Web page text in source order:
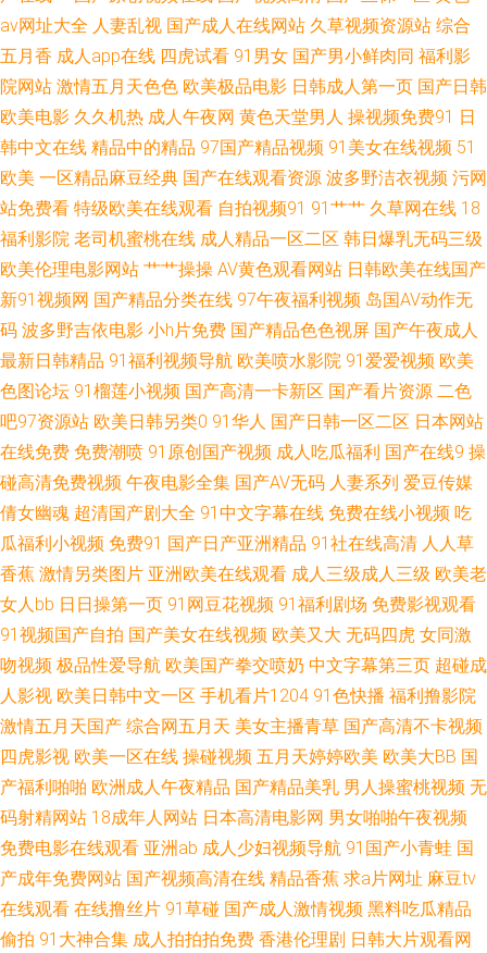
合影院 超碰在线612 丝袜玉足妈妈 国产精品草草草草 在线看日韩 国内自啪
91爱豆美女视频 国产又粗又硬又长免费 91微拍福利 日韩精日不卡 波多野结
依A∨电影 午夜寂寞精品影院 不卡的AV网在线观看 色久悠悠亚洲伊人网 99
国内视频 夜间伦理欧美 日韩国产欧美性爱免费 91人妻丝袜一二三 中文字幕
人妻无码三区 国产视频1234 伊人久大av 国产午夜福利一区在线 91免费看片
天堂 日韩三级在线 91在线看 少妇影院91 99热青草 探花免费观看 99视频在
线观看97 婷婷国产福利 超碰自拍97 婷婷在线一区 黄色看片 91瑟瑟婷 青娱
乐91密爱 TS黑料吃瓜一区二区 色花男人的天堂 精品国产中出成人 91狼人社
在线 新国产久久 九九操re 成人久艹 91精品大香蕉 日韩有码在线免费观看 东
京热伊人加勒比伊人 91白虎逼 欧美性爱1区 av在现 影音先锋一区AV 久久性
精品 成人91破解版 国产不卡操逼 伊人在线香蕉久9 91视频人人 男人的天堂
91 国产91视频白丝 91性情视频 韩国操B影院 一本一本久久a久久 一级欧美
欧美日韩免费观看网址 欧亚美韩国产综合 91看黄 婷婷五月天资源站 久草福
区 色色网的五月天 国产午夜1024在线 91在线视频免费公开 91视频免费的
无码熟妇人妻一区 黄色Jm网站 欧美高清在线视频 国产传媒第3页 中文无码
av网址大全 人妻乱视 国产成人在线网站 久草视频资源站 综合
五月香 成人app在线 四虎试看 91男女 国产男小鲜肉同 福利影
院网站 激情五月天色色 欧美极品电影 日韩成人第一页 国产日韩
欧美电影 久久机热 成人午夜网 黄色天堂男人 操视频免费91 日
韩中文在线 精品中的精品 97国产精品视频 91美女在线视频 51
欧美 一区精品麻豆经典 国产在线观看资源 波多野洁衣视频 污网
站免费看 特级欧美在线观看 自拍视频91 91艹艹 久草网在线 18
福利影院 老司机蜜桃在线 成人精品一区二区 韩日爆乳无码三级
欧美伦理电影网站 艹艹操操 AV黄色观看网站 日韩欧美在线国产
新91视频网 国产精品分类在线 97午夜福利视频 岛国AV动作无
码 波多野吉依电影 小h片免费 国产精品色色视屏 国产午夜成人
最新日韩精品 91福利视频导航 欧美喷水影院 91爱爱视频 欧美
色图论坛 91榴莲小视频 国产高清一卡新区 国产看片资源 二色
吧97资源站 欧美日韩另类0 91华人 国产日韩一区二区 日本网站
在线免费 免费潮喷 91原创国产视频 成人吃瓜福利 国产在线9 操
碰高清免费视频 午夜电影全集 国产AV无码 人妻系列 爱豆传媒
倩女幽魂 超清国产剧大全 91中文字幕在线 免费在线小视频 吃
瓜福利小视频 免费91 国产日产亚洲精品 91社在线高清 人人草
香蕉 激情另类图片 亚洲欧美在线观看 成人三级成人三级 欧美老
女人bb 日日操第一页 91网豆花视频 91福利剧场 免费影视观看
91视频国产自拍 国产美女在线视频 欧美又大 无码四虎 女同激
吻视频 极品性爱导航 欧美国产拳交喷奶 中文字幕第三页 超碰成
人影视 欧美日韩中文一区 手机看片1204 91色快播 福利撸影院
激情五月天国产 综合网五月天 美女主播青草 国产高清不卡视频
四虎影视 欧美一区在线 操碰视频 五月天婷婷欧美 欧美大BB 国
产福利啪啪 欧洲成人午夜精品 国产精品美乳 男人操蜜桃视频 无
码射精网站 18成年人网站 日本高清电影网 男女啪啪午夜视频
免费电影在线观看 亚洲ab 成人少妇视频导航 91国产小青蛙 国
产成年免费网站 国产视频高清在线 精品香蕉 求a片网址 麻豆tv
在线观看 在线撸丝片 91草碰 国产成人激情视频 黑料吃瓜精品
偷拍 91大神合集 成人拍拍拍免费 香港伦理剧 日韩大片观看网